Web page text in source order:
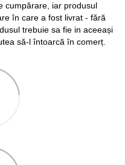
cumpărare, iar produsul
în care a fost livrat - fără
trebuie sa fie in aceeași
să-l întoarcă în comerț.